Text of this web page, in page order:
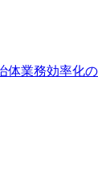
体業務効率化の